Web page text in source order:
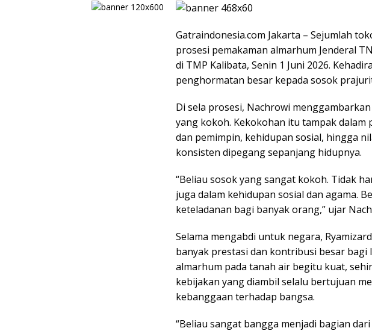
Gatraindonesia.com Jakarta – Sejumlah
prosesi pemakaman almarhum Jenderal
di TMP Kalibata, Senin 1 Juni 2026.
penghormatan besar kepada sosok
Di sela prosesi, Nachrowi
yang kokoh. Kekokohan itu tampak
dan pemimpin, kehidupan sosial, hingga
konsisten dipegang sepanjang hidupnya.
“Beliau sosok yang sangat kokoh. Tidak
juga dalam kehidupan sosial dan agama.
keteladanan bagi banyak orang,” ujar
Selama mengabdi untuk negara,
banyak prestasi dan kontribusi besar bagi
almarhum pada tanah air begitu kuat,
kebijakan yang diambil selalu bertujuan
kebanggaan terhadap bangsa.
“Beliau sangat bangga menjadi bagian